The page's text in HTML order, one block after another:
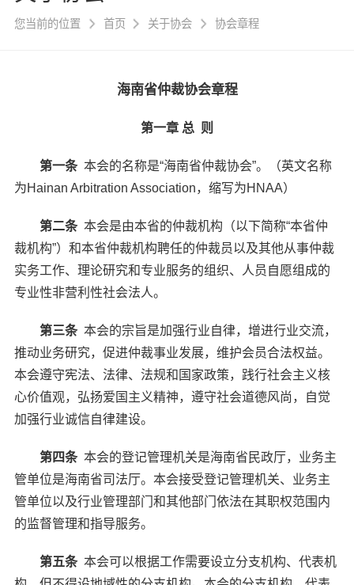
您当前的位置 首页 关于协会 协会章程
海南省仲裁协会章程
第一章 总 则
第一条本会的名称是“海南省仲裁协会”。（英文名称
为Hainan Arbitration Association，缩写为HNAA）
第二条本会是由本省的仲裁机构（以下简称“本省仲
裁机构”）和本省仲裁机构聘任的仲裁员以及其他从事仲裁
实务工作、理论研究和专业服务的组织、人员自愿组成的
专业性非营利性社会法人。
第三条本会的宗旨是加强行业自律，增进行业交流，
推动业务研究，促进仲裁事业发展，维护会员合法权益。
本会遵守宪法、法律、法规和国家政策，践行社会主义核
心价值观，弘扬爱国主义精神，遵守社会道德风尚，自觉
加强行业诚信自律建设。
第四条本会的登记管理机关是海南省民政厅，业务主
管单位是海南省司法厅。本会接受登记管理机关、业务主
管单位以及行业管理部门和其他部门依法在其职权范围内
的监督管理和指导服务。
第五条本会可以根据工作需要设立分支机构、代表机